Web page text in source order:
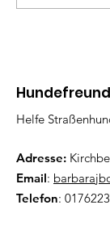
Helfe
Adresse:
Email:
Telefon: